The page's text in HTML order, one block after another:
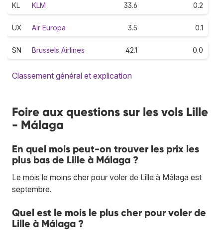
KL KLM 33.6 0.2
UX Air Europa 3.5 0.1
SN Brussels Airlines 42.1 0.0
Classement général et explication
Foire aux questions sur les vols Lille
- Málaga
En quel mois peut-on trouver les prix les
plus bas de Lille à Málaga ?
Le mois le moins cher pour voler de Lille à Málaga est
septembre.
Quel est le mois le plus cher pour voler de
Lille à Málaga ?